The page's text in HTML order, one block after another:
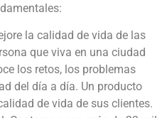
la calidad de vida de las
que viva en una ciudad
los retos, los problemas
del día a día. Un producto
de vida de sus clientes.